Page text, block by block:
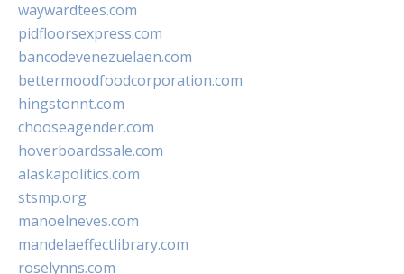
waywardtees.com
pidfloorsexpress.com
bancodevenezuelaen.com
bettermoodfoodcorporation.com
hingstonnt.com
chooseagender.com
hoverboardssale.com
alaskapolitics.com
stsmp.org
manoelneves.com
mandelaeffectlibrary.com
roselynns.com